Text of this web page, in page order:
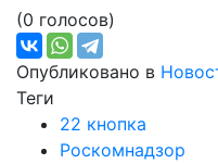
(0 голосов)
Опубликовано в
Теги
22 кнопка
Роскомнадзор